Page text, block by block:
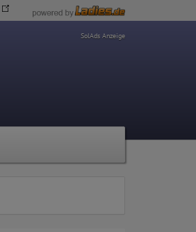
SolAds Anzeige